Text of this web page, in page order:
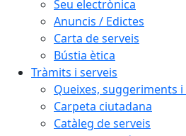
Seu electrònica
Anuncis / Edictes
Carta de serveis
Bústia ètica
Tràmits i serveis
Queixes, suggeriments
Carpeta ciutadana
Catàleg de serveis